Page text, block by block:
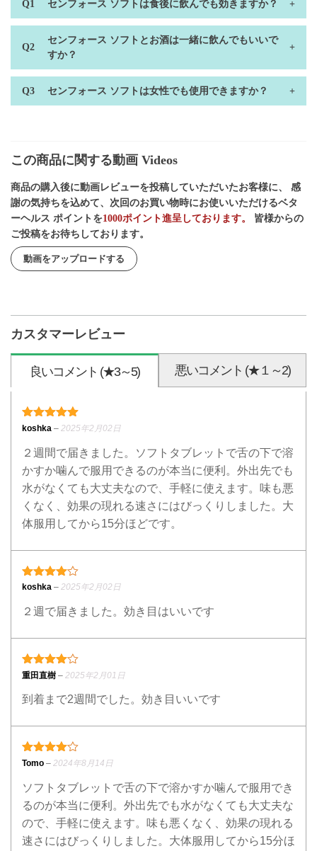
センフォース ソフトは食後に飲んでも効きますか？
センフォース ソフトとお酒は一緒に飲んでもいいで
すか？
センフォース ソフトは女性でも使用できますか？
この商品に関する動画 Videos
商品の購入後に動画レビューを投稿していただいたお客様に、 感
謝の気持ちを込めて、次回のお買い物時にお使いいただけるベタ
ーヘルス ポイントを1000ポイント進呈しております。
皆様からの
ご投稿をお待ちしております。
動画をアップロードする
カスタマーレビュー
良いコメント (★3～5) 悪いコメント (★１～2)
5段階中 5の評価
koshka – 2025年2月02日
２週間で届きました。ソフトタブレットで舌の下で溶
かすか噛んで服用できるのが本当に便利。外出先でも
水がなくても大丈夫なので、手軽に使えます。味も悪
くなく、効果の現れる速さにはびっくりしました。大
体服用してから15分ほどです。
4段階中 4の評価
koshka – 2025年2月02日
２週で届きました。効き目はいいです
4段階中4 の評価
重田直樹 – 2025年2月01日
到着まで2週間でした。効き目いいです
4段階中4の評価
Tomo – 2024年8月14日
ソフトタブレットで舌の下で溶かすか噛んで服用でき
るのが本当に便利。外出先でも水がなくても大丈夫な
ので、手軽に使えます。味も悪くなく、効果の現れる
速さにはびっくりしました。大体服用してから15分ほ